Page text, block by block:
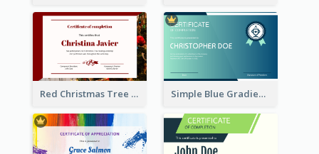
Red Christmas Tree Triangle Photo Certificate Simple Blue Gradient Certificate